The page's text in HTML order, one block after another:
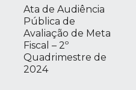
Ata de Audiência
Pública de
Avaliação de Meta
Fiscal – 2º
Quadrimestre de
2024